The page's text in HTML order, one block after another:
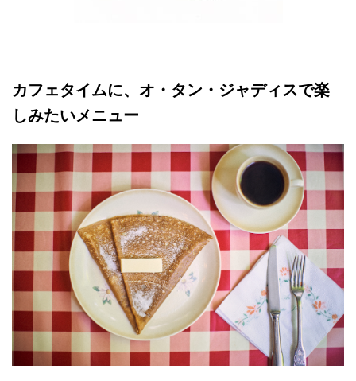
カフェタイムに、オ・タン・ジャディスで楽
しみたいメニュー